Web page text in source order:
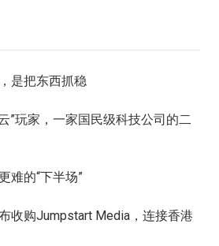
是把东西抓稳
”玩家，一家国民级科技公司的二
难的“下半场”
收购Jumpstart Media，连接香港